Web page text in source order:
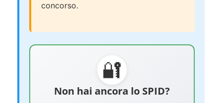
concorso.
🔐
Non hai ancora lo SPID?